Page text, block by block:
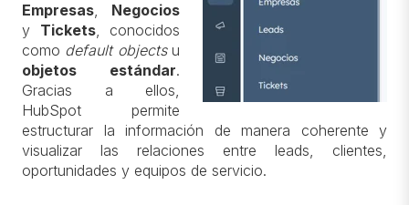
Empresas, Negocios
y Tickets, conocidos
como default objectsu
objetos estándar.
Gracias a ellos,
HubSpot permite
estructurar la información de manera coherente y
visualizar las relaciones entre leads, clientes,
oportunidades y equipos de servicio.